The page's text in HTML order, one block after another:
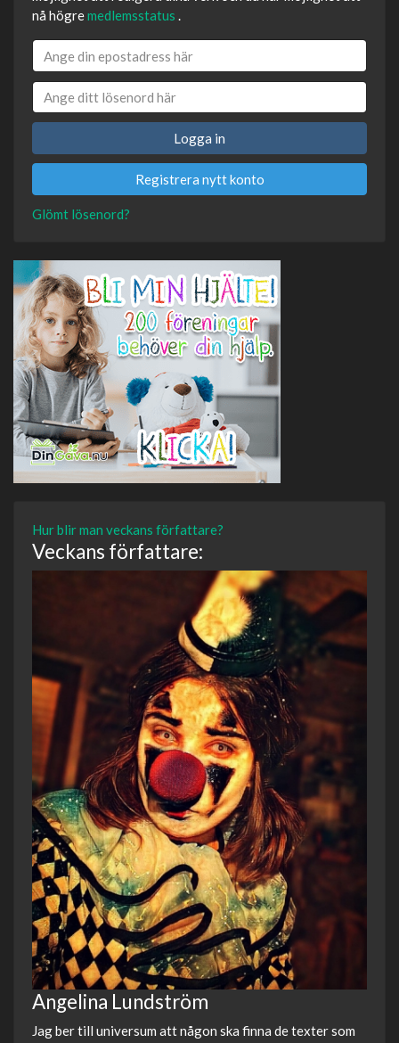
nå högremedlemsstatus .
Logga in
Registrera nytt konto
Glömt lösenord?
Hur blir man veckans författare?
Veckans författare:
Angelina Lundström
Jag ber till universum att någon ska finna de texter som